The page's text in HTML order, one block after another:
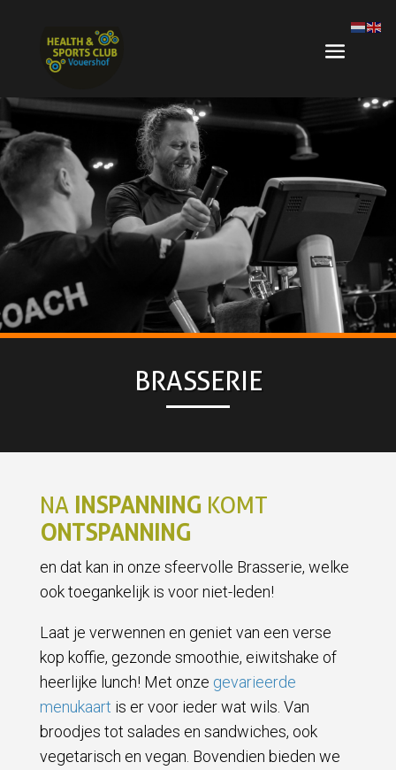
BRASSERIE
NA INSPANNING KOMT
ONTSPANNING
en dat kan in onze sfeervolle Brasserie, welke
ook toegankelijk is voor niet-leden!
Laat je verwennen en geniet van een verse
kop koffie, gezonde smoothie, eiwitshake of
heerlijke lunch! Met onze gevarieerde
menukaart is er voor ieder wat wils. Van
broodjes tot salades en sandwiches, ook
vegetarisch en vegan. Bovendien bieden we